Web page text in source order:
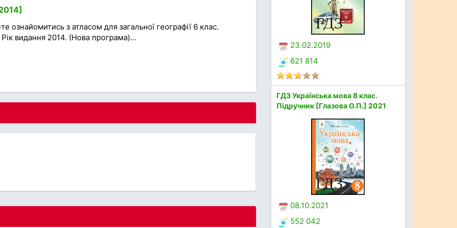
ознайомитись з атласом для загальної географії 6 клас.
видання 2014. (Нова програма)...
23.02.2019
621 814
ГДЗ Українська мова 8 клас.
Підручник [Глазова О.П.] 2021
08.10.2021
552 042